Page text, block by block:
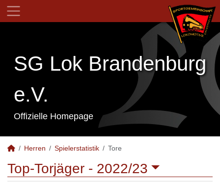
SG Lok Brandenburg
e.V.
Offizielle Homepage
Herren Spielerstatistik Tore
Top-Torjäger - 2022/23